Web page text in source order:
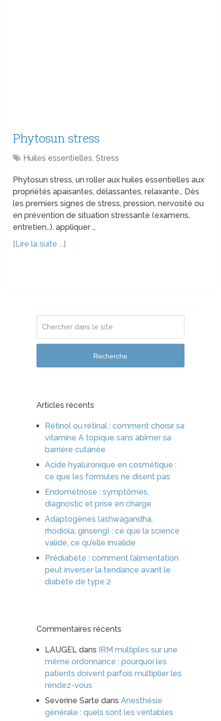
Phytosun stress
Huiles essentielles,Stress
Phytosun stress, un roller aux huiles essentielles aux
propriétés apaisantes, délassantes, relaxante… Dès
les premiers signes de stress, pression, nervosité ou
en prévention de situation stressante (examens,
entretien…), appliquer …
[Lire la suite ...]
Recherche
Articles récents
Rétinol ou rétinal : comment choisir sa
vitamine A topique sans abîmer sa
barrière cutanée
Acide hyaluronique en cosmétique :
ce que les formules ne disent pas
Endométriose : symptômes,
diagnostic et prise en charge
Adaptogènes (ashwagandha,
rhodiola, ginseng) : ce que la science
valide, ce qu’elle invalide
Prédiabète : comment l’alimentation
peut inverser la tendance avant le
diabète de type 2
Commentaires récents
LAUGELdans
IRM multiples sur une
même ordonnance : pourquoi les
patients doivent parfois multiplier les
rendez-vous
Severine Sarte dans Anesthésie
générale : quels sont les véritables